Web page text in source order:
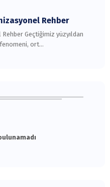
Rehber
Rehber Geçtiğimiz yüzyıldan
fenomeni, ort…